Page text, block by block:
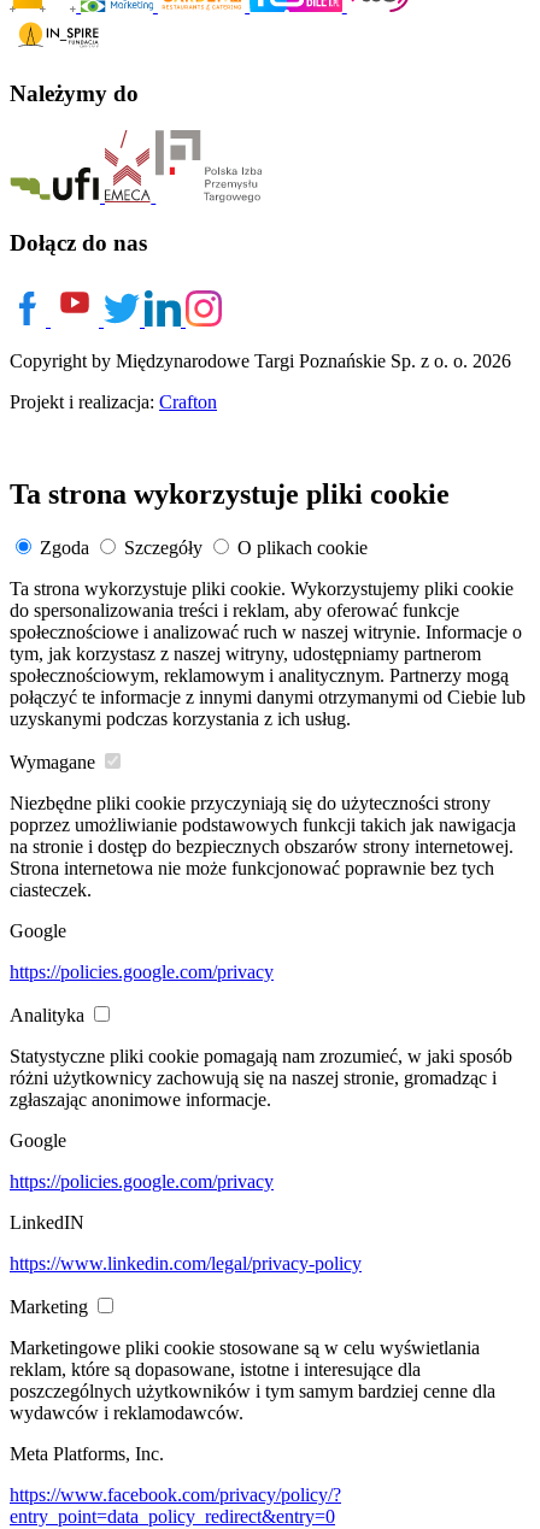
Należymy do
Dołącz do nas
Copyright by Międzynarodowe Targi Poznańskie Sp. z o. o. 2026
Projekt i realizacja: Crafton
Ta strona wykorzystuje pliki cookie
Zgoda Szczegóły
O plikach cookie
Ta strona wykorzystuje pliki cookie. Wykorzystujemy pliki cookie
do spersonalizowania treści i reklam, aby oferować funkcje
społecznościowe i analizować ruch w naszej witrynie. Informacje o
tym, jak korzystasz z naszej witryny, udostępniamy partnerom
społecznościowym, reklamowym i analitycznym. Partnerzy mogą
połączyć te informacje z innymi danymi otrzymanymi od Ciebie lub
uzyskanymi podczas korzystania z ich usług.
Wymagane
Niezbędne pliki cookie przyczyniają się do użyteczności strony
poprzez umożliwianie podstawowych funkcji takich jak nawigacja
na stronie i dostęp do bezpiecznych obszarów strony internetowej.
Strona internetowa nie może funkcjonować poprawnie bez tych
ciasteczek.
Google
https://policies.google.com/privacy
Analityka
Statystyczne pliki cookie pomagają nam zrozumieć, w jaki sposób
różni użytkownicy zachowują się na naszej stronie, gromadząc i
zgłaszając anonimowe informacje.
Google
https://policies.google.com/privacy
LinkedIN
https://www.linkedin.com/legal/privacy-policy
Marketing
Marketingowe pliki cookie stosowane są w celu wyświetlania
reklam, które są dopasowane, istotne i interesujące dla
poszczególnych użytkowników i tym samym bardziej cenne dla
wydawców i reklamodawców.
Meta Platforms, Inc.
https://www.facebook.com/privacy/policy/?
entry_point=data_policy_redirect&entry=0